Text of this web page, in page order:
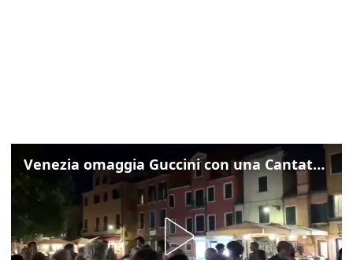
Venezia omaggia Guccini con una Cantata Anarchica in campo Santa Margherita